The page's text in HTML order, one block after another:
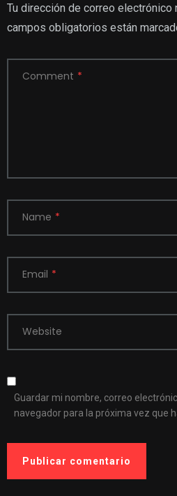
Tu dirección de correo electrónico
campos obligatorios están
Comment *
Name *
Email *
Website
Guardar mi nombre, correo
navegador para la próxima vez que